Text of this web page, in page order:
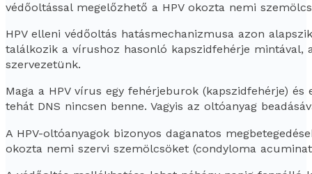
védőoltással megelőzhető a HPV okozta nemi
HPV elleni védőoltás hatásmechanizmusa azon
találkozik a vírushoz hasonló kapszidfehérje mintával,
szervezetünk.
Maga a HPV vírus egy fehérjeburok (kapszidfehérje)
tehát DNS nincsen benne. Vagyis az oltóanyag
A HPV-oltóanyagok bizonyos daganatos
okozta nemi szervi szemölcsöket (condyloma